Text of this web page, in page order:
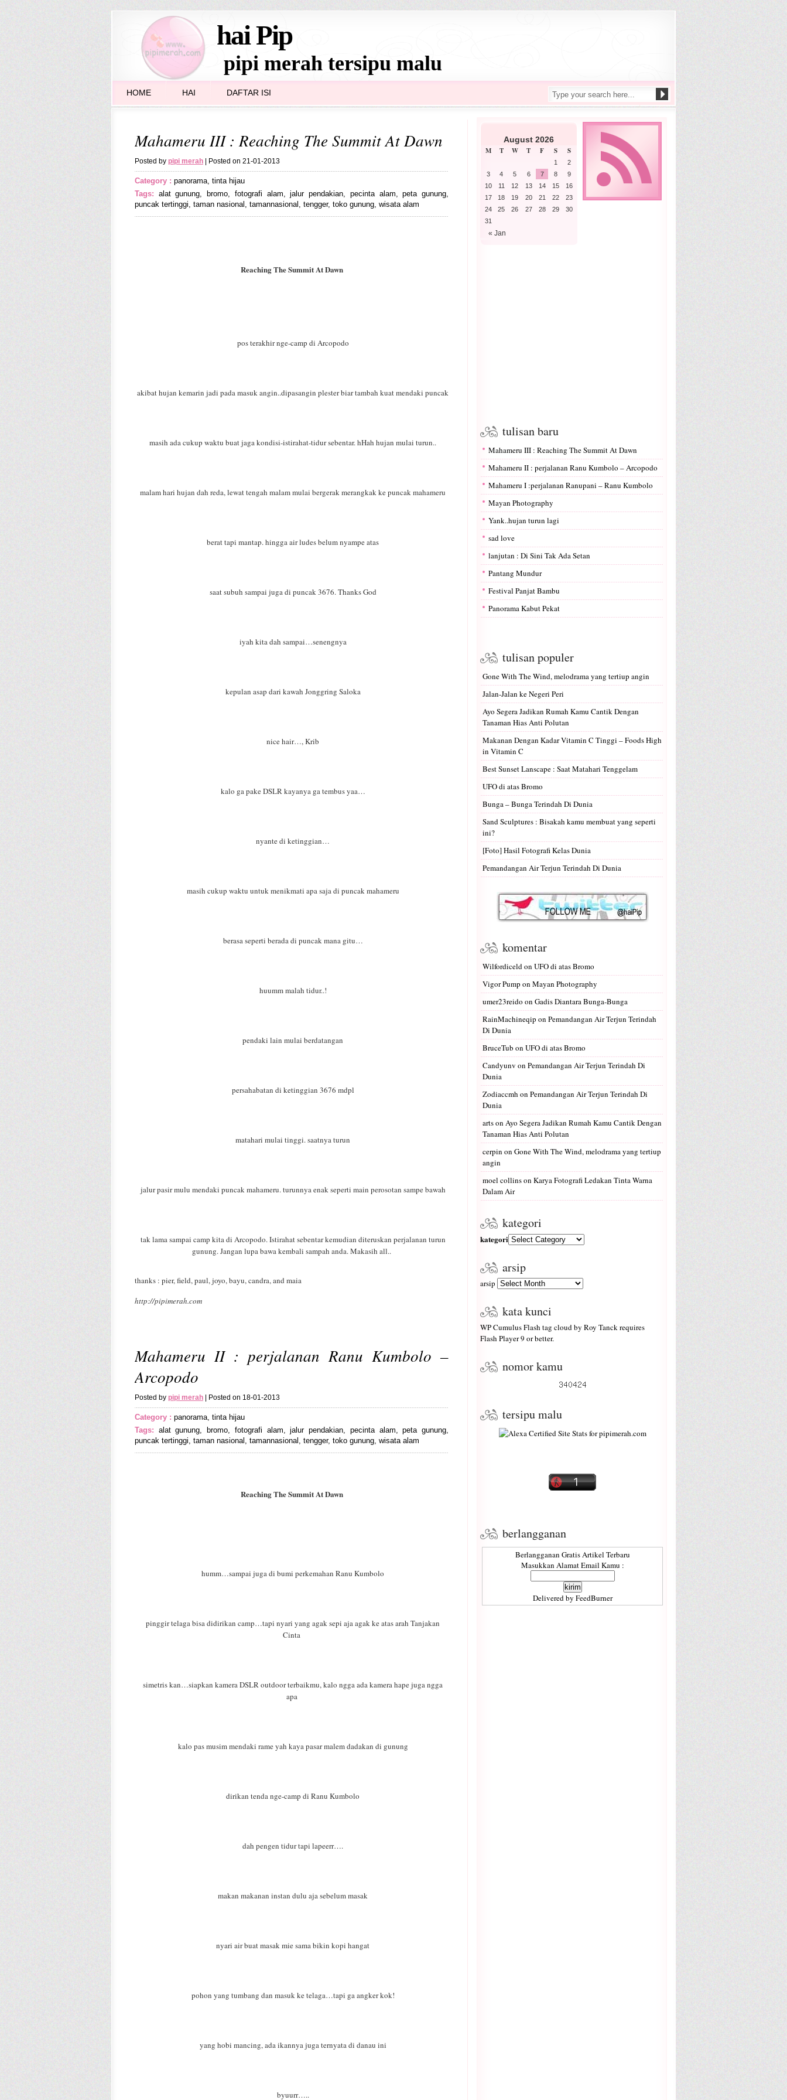
hai Pip
pipi merah tersipu malu
HOME HAI DAFTAR ISI
Mahameru III : Reaching The Summit At Dawn
Posted by pipi merah | Posted on 21-01-2013
Category : panorama, tinta hijau
Tags: alat gunung, bromo, fotografi alam,jalur pendakian, pecinta alam,peta gunung,
puncak tertinggi, taman nasional , tamannasional , tengger, toko gunung, wisata alam
Reaching The Summit At Dawn
pos terakhir nge-camp di Arcopodo
akibat hujan kemarin jadi pada masuk angin..dipasangin plester biar tambah kuat mendaki puncak
masih ada cukup waktu buat jaga kondisi-istirahat-tidur sebentar. hHah hujan mulai turun..
malam hari hujan dah reda, lewat tengah malam mulai bergerak merangkak ke puncak mahameru
berat tapi mantap. hingga air ludes belum nyampe atas
saat subuh sampai juga di puncak 3676. Thanks God
iyah kita dah sampai…senengnya
kepulan asap dari kawah Jonggring Saloka
nice hair…, Krib
kalo ga pake DSLR kayanya ga tembus yaa…
nyante di ketinggian…
masih cukup waktu untuk menikmati apa saja di puncak mahameru
berasa seperti berada di puncak mana gitu…
huumm malah tidur..!
pendaki lain mulai berdatangan
persahabatan di ketinggian 3676 mdpl
matahari mulai tinggi. saatnya turun
jalur pasir mulu mendaki puncak mahameru. turunnya enak seperti main perosotan sampe bawah
tak lama sampai camp kita di Arcopodo. Istirahat sebentar kemudian diteruskan perjalanan turun
gunung. Jangan lupa bawa kembali sampah anda. Makasih all..
thanks : pier, field, paul, joyo, bayu, candra, and maia
http://pipimerah.com
Mahameru II : perjalanan Ranu Kumbolo –
Arcopodo
Posted by pipi merah | Posted on 18-01-2013
Category : panorama, tinta hijau
Tags: alat gunung, bromo, fotografi alam,jalur pendakian, pecinta alam,peta gunung,
puncak tertinggi, taman nasional , tamannasional , tengger, toko gunung, wisata alam
Reaching The Summit At Dawn
humm…sampai juga di bumi perkemahan Ranu Kumbolo
pinggir telaga bisa didirikan camp…tapi nyari yang agak sepi aja agak ke atas arah Tanjakan
Cinta
simetris kan…siapkan kamera DSLR outdoor terbaikmu, kalo ngga ada kamera hape juga ngga
apa
kalo pas musim mendaki rame yah kaya pasar malem dadakan di gunung
dirikan tenda nge-camp di Ranu Kumbolo
dah pengen tidur tapi lapeerr….
makan makanan instan dulu aja sebelum masak
nyari air buat masak mie sama bikin kopi hangat
pohon yang tumbang dan masuk ke telaga…tapi ga angker kok!
yang hobi mancing, ada ikannya juga ternyata di danau ini
byuurr…..
August 2026
M
T W T F S S
« Jan
1
2
3
4 5 6 7 8
9
10
11 12 13 14 15
16
17
18 19 20 21 22
23
24
25 26 27 28 29
30
31
tulisan baru
Mahameru III : Reaching The Summit At Dawn
Mahameru II : perjalanan Ranu Kumbolo – Arcopodo
Mahameru I :perjalanan Ranupani – Ranu Kumbolo
Mayan Photography
Yank..hujan turun lagi
sad love
lanjutan : Di Sini Tak Ada Setan
Pantang Mundur
Festival Panjat Bambu
Panorama Kabut Pekat
tulisan populer
Gone With The Wind, melodrama yang tertiup angin
Jalan-Jalan ke Negeri Peri
Ayo Segera Jadikan Rumah Kamu Cantik Dengan
Tanaman Hias Anti Polutan
Makanan Dengan Kadar Vitamin C Tinggi – Foods High
in Vitamin C
Best Sunset Lanscape : Saat Matahari Tenggelam
UFO di atas Bromo
Bunga – Bunga Terindah Di Dunia
Sand Sculptures : Bisakah kamu membuat yang seperti
ini?
[Foto] Hasil Fotografi Kelas Dunia
Pemandangan Air Terjun Terindah Di Dunia
komentar
Wilfordiceldon UFO di atas Bromo
Vigor Pump on Mayan Photography
umer23reido on Gadis Diantara Bunga-Bunga
RainMachineqip on Pemandangan Air Terjun Terindah
Di Dunia
BruceTub on UFO di atas Bromo
Candyunv on Pemandangan Air Terjun Terindah Di
Dunia
Zodiaccmh on Pemandangan Air Terjun Terindah Di
Dunia
artson Ayo Segera Jadikan Rumah Kamu Cantik Dengan
Tanaman Hias Anti Polutan
cerpin on Gone With The Wind, melodrama yang tertiup
angin
moel collinson Karya Fotografi Ledakan Tinta Warna
Dalam Air
kategori
kategori
arsip
arsip
kata kunci
WP Cumulus Flash tag cloud by Roy Tanckrequires
Flash Player9 or better.
nomor kamu
tersipu malu
berlangganan
Berlangganan Gratis Artikel Terbaru
Masukkan Alamat Email Kamu :
Delivered by FeedBurner